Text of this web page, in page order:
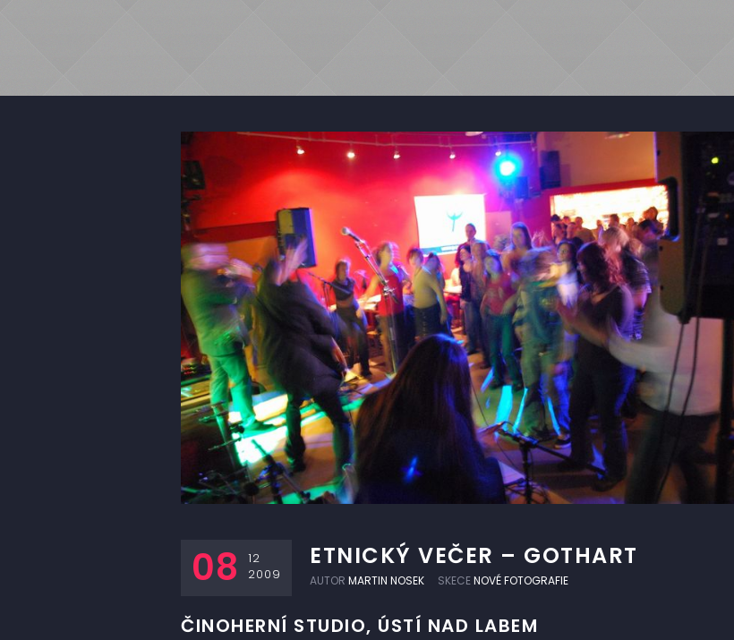
08
12
2009
ETNICKÝ VEČER – GOTHART
AUTOR MARTIN NOSEK SKECENOVÉ FOTOGRAFIE
ČINOHERNÍ STUDIO, ÚSTÍ NAD LABEM